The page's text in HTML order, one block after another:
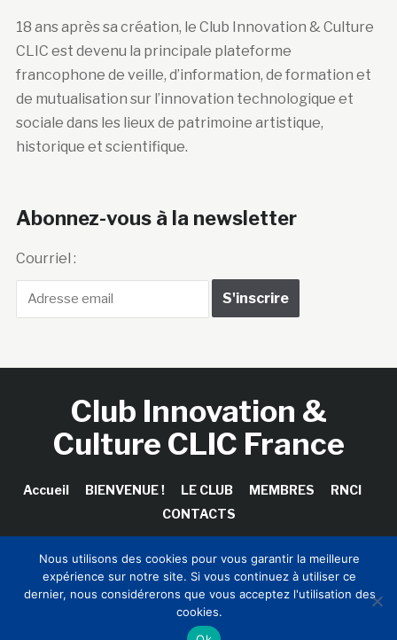
18 ans après sa création, le Club Innovation & Culture
CLIC est devenu la principale plateforme
francophone de veille, d’information, de formation et
de mutualisation sur l’innovation technologique et
sociale dans les lieux de patrimoine artistique,
historique et scientifique.
Abonnez-vous à la newsletter
Courriel :
Club Innovation &
Culture CLIC France
Accueil BIENVENUE ! LE CLUB MEMBRES
RNCI
CONTACTS
Copyright © 2026 Club Innovation & Culture CLIC France /
Sinapses Conseils
Nous utilisons des cookies pour vous garantir la meilleure
expérience sur notre site. Si vous continuez à utiliser ce
dernier, nous considérerons que vous acceptez l'utilisation des
cookies.